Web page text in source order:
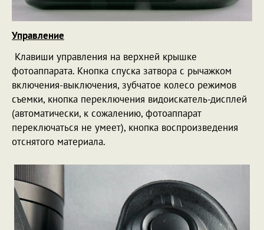
Управление
Клавиши управления на верхней крышке
фотоаппарата. Кнопка спуска затвора с рычажком
включения-выключения, зубчатое колесо режимов
съемки, кнопка переключения видоискатель-дисплей
(автоматически, к сожалению, фотоаппарат
переключаться не умеет), кнопка воспроизведения
отснятого материала.